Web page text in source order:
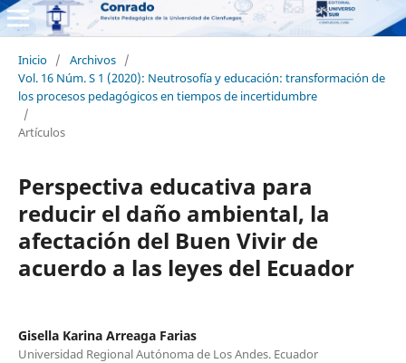
Inicio / Archivos /
Vol. 16 Núm. S 1 (2020): Neutrosofía y educación: transformación de
los procesos pedagógicos en tiempos de incertidumbre
/
Artículos
Perspectiva educativa para
reducir el daño ambiental, la
afectación del Buen Vivir de
acuerdo a las leyes del Ecuador
Gisella Karina Arreaga Farias
Universidad Regional Autónoma de Los Andes. Ecuador